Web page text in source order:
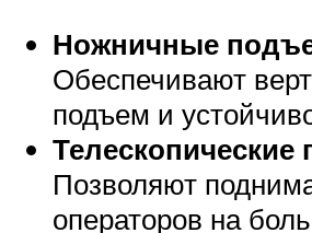
Ножничные
Обеспечивают
подъем и
Позволяют
операторов на